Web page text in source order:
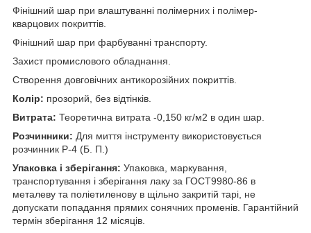
Фінішний шар при влаштуванні полімерних і полімер-
кварцових покриттів.
Фінішний шар при фарбуванні транспорту.
Захист промислового обладнання.
Створення довговічних антикорозійних покриттів.
Колір: прозорий, без відтінків.
Витрата: Теоретична витрата -0,150 кг/м2 в один шар.
Розчинники: Для миття інструменту використовується
розчинник Р-4 (Б. П.)
Упаковка і зберігання: Упаковка, маркування,
транспортування і зберігання лаку за ГОСТ9980-86 в
металеву та поліетиленову в щільно закритій тарі, не
допускати попадання прямих сонячних променів. Гарантійний
термін зберігання 12 місяців.